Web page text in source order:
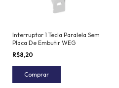
Interruptor 1 Tecla Paralela Sem
Placa De Embutir WEG
R$8,20
Comprar